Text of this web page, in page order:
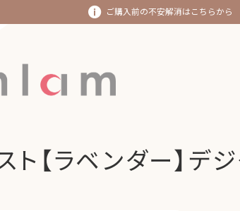
ご購入前の不安解消はこちらから
ト【ラベンダー】デ